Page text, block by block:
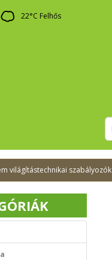
22°C Felhős
világítástechnikai szabályozók